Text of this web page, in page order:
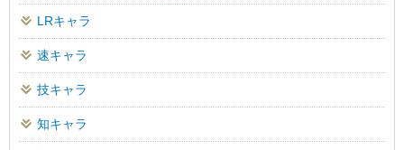
LRキャラ
速キャラ
技キャラ
知キャラ